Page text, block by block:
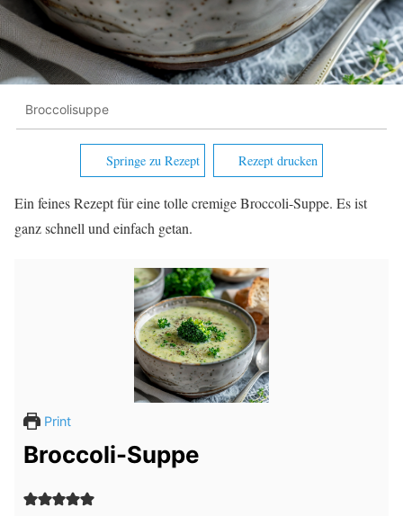
Broccolisuppe
Springe zu Rezept Rezept drucken
Ein feines Rezept für eine tolle cremige Broccoli-Suppe. Es ist
ganz schnell und einfach getan.
Print
Broccoli-Suppe